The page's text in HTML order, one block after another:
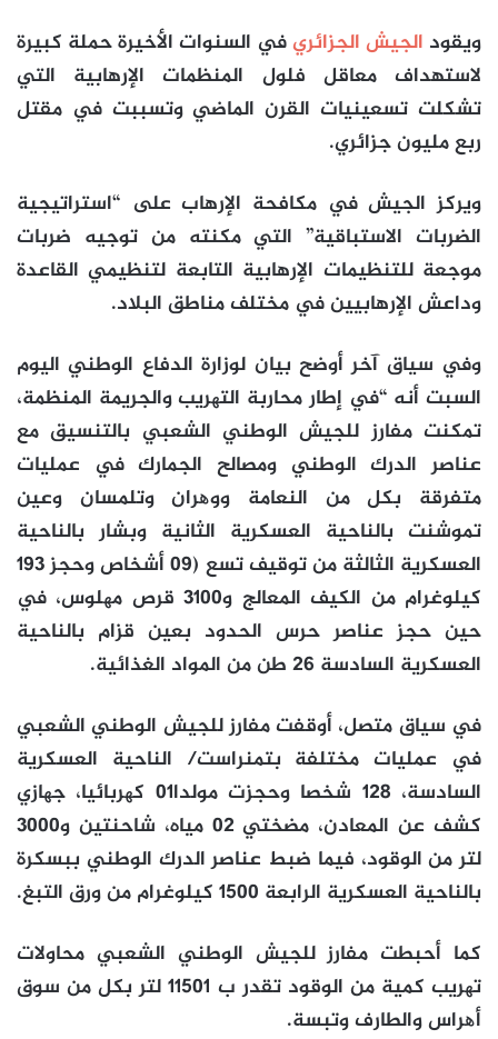
ويقود الجيش الجزائريفي السنوات الأخيرة حملة كبيرة
لاستهداف معاقل فلول المنظمات الإرهابية التي
تشكلت تسعينيات القرن الماضي وتسببت في مقتل
ربع مليون جزائري.
ويركز الجيش في مكافحة الإرهاب على “استراتيجية
الضربات الاستباقية” التي مكنته من توجيه ضربات
موجعة للتنظيمات الإرهابية التابعة لتنظيمي القاعدة
وداعش الإرهابيين في مختلف مناطق البلاد.
وفي سیاق آخر أوضح بیان لوزارة الدفاع الوطني الیوم
السبت أنه “في إطار محاربة التھريب والجريمة المنظمة،
تمكنت مفارز للجیش الوطني الشعبي بالتنسیق مع
عناصر الدرك الوطني ومصالح الجمارك في عملیات
متفرقة بكل من النعامة ووھران وتلمسان وعین
تموشنت بالناحیة العسكرية الثانیة وبشار بالناحیة
العسكرية الثالثة من توقیف تسع (09 أشخاص وحجز 193
كیلوغرام من الكیف المعالج و3100 قرص مھلوس، في
حین حجز عناصر حرس الحدود بعین قزام بالناحیة
العسكرية السادسة 26 طن من المواد الغذائیة.
في سیاق متصل، أوقفت مفارز للجیش الوطني الشعبي
في عملیات مختلفة بتمنراست/ الناحیة العسكرية
السادسة، 128 شخصا وحجزت مولدا01 كھربائیا، جھازي
كشف عن المعادن، مضختي 02 میاه، شاحنتین و3000
لتر من الوقود، فیما ضبط عناصر الدرك الوطني ببسكرة
بالناحیة العسكرية الرابعة 1500 كیلوغرام من ورق التبغ.
كما أحبطت مفارز للجیش الوطني الشعبي محاولات
تھريب كمیة من الوقود تقدر ب 11501 لتر بكل من سوق
أھراس والطارف وتبسة.